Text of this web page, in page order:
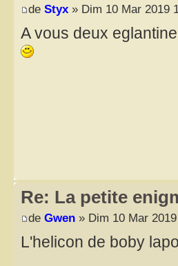
de Styx » Dim 10 Mar 2019
A vous deux
Re: La petite
de Gwen » Dim 10 Mar
L'helicon de boby